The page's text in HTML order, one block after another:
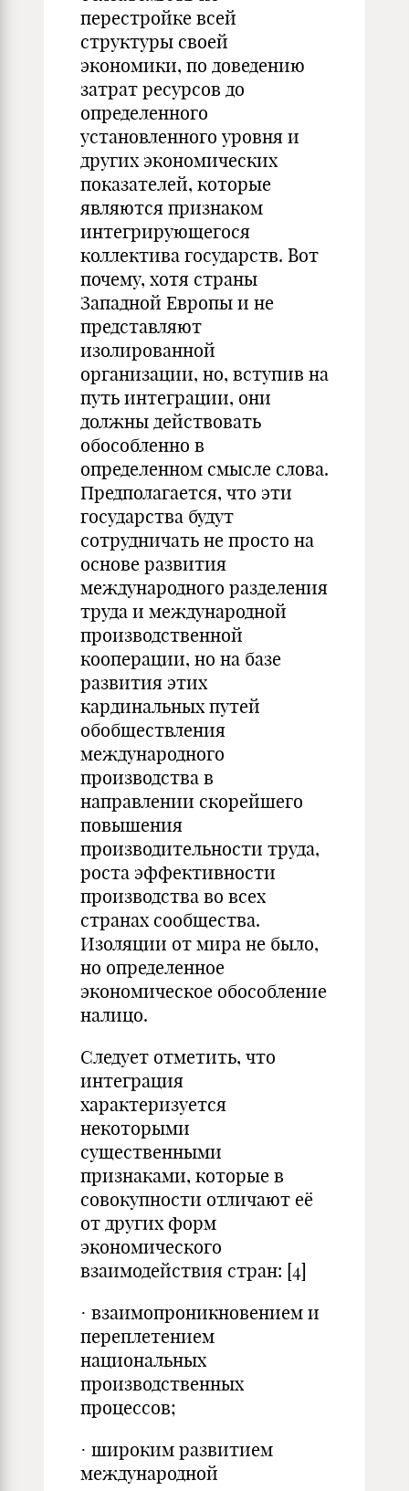
перестройке всей
структуры своей
экономики, по доведению
затрат ресурсов до
определенного
установленного уровня и
других экономических
показателей, которые
являются признаком
интегрирующегося
коллектива государств. Вот
почему, хотя страны
Западной Европы и не
представляют
изолированной
организации, но, вступив на
путь интеграции, они
должны действовать
обособленно в
определенном смысле слова.
Предполагается, что эти
государства будут
сотрудничать не просто на
основе развития
международного разделения
труда и международной
производственной
кооперации, но на базе
развития этих
кардинальных путей
обобществления
международного
производства в
направлении скорейшего
повышения
производительности труда,
роста эффективности
производства во всех
странах сообщества.
Изоляции от мира не было,
но определенное
экономическое обособление
налицо.
Следует отметить, что
интеграция
характеризуется
некоторыми
существенными
признаками, которые в
совокупности отличают её
от других форм
экономического
взаимодействия стран: [4]
· взаимопроникновением и
переплетением
национальных
производственных
процессов;
· широким развитием
международной